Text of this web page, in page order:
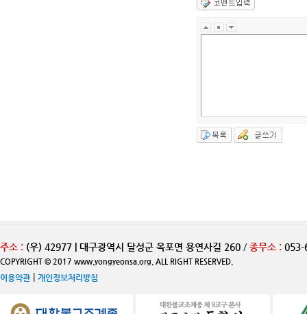
주소 : (우) 42977 | 대구광역시 달성군 옥포면 용연사길 260 / 종무소 : 053-
COPYRIGHT © 2017 www.yongyeonsa.org. ALL RIGHT RESERVED.
이용약관| 개인정보처리방침